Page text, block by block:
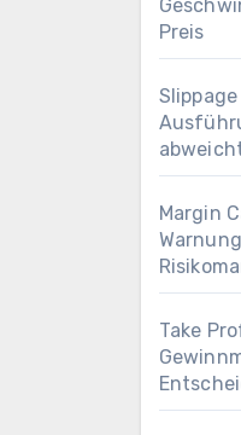
Preis
Margin
Take